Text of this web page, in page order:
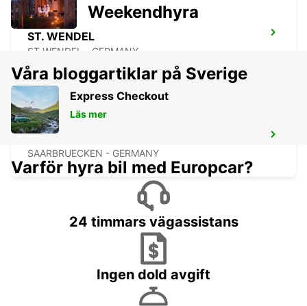
ST. WENDEL
ST WENDEL - GERMANY
SAARBRUECKEN - GERMANY
Weekendhyra
Våra bloggartiklar på Sverige
Express Checkout
Läs mer
Varför hyra bil med Europcar?
24 timmars vägassistans
Ingen dold avgift